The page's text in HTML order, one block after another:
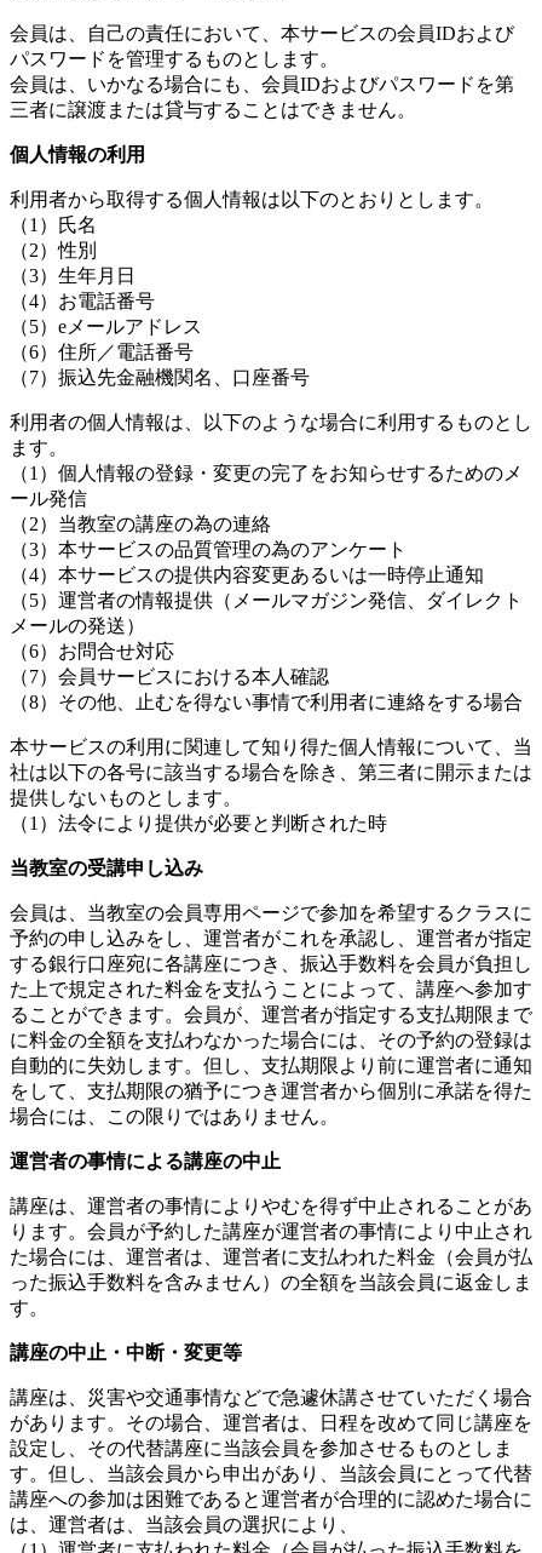
会員は、自己の責任において、本サービスの会員IDおよび
パスワードを管理するものとします。
会員は、いかなる場合にも、会員IDおよびパスワードを第
三者に譲渡または貸与することはできません。
個人情報の利用
利用者から取得する個人情報は以下のとおりとします。
（1）氏名
（2）性別
（3）生年月日
（4）お電話番号
（5）eメールアドレス
（6）住所／電話番号
（7）振込先金融機関名、口座番号
利用者の個人情報は、以下のような場合に利用するものとし
ます。
（1）個人情報の登録・変更の完了をお知らせするためのメ
ール発信
（2）当教室の講座の為の連絡
（3）本サービスの品質管理の為のアンケート
（4）本サービスの提供内容変更あるいは一時停止通知
（5）運営者の情報提供（メールマガジン発信、ダイレクト
メールの発送）
（6）お問合せ対応
（7）会員サービスにおける本人確認
（8）その他、止むを得ない事情で利用者に連絡をする場合
本サービスの利用に関連して知り得た個人情報について、当
社は以下の各号に該当する場合を除き、第三者に開示または
提供しないものとします。
（1）法令により提供が必要と判断された時
当教室の受講申し込み
会員は、当教室の会員専用ページで参加を希望するクラスに
予約の申し込みをし、運営者がこれを承認し、運営者が指定
する銀行口座宛に各講座につき、振込手数料を会員が負担し
た上で規定された料金を支払うことによって、講座へ参加す
ることができます。会員が、運営者が指定する支払期限まで
に料金の全額を支払わなかった場合には、その予約の登録は
自動的に失効します。但し、支払期限より前に運営者に通知
をして、支払期限の猶予につき運営者から個別に承諾を得た
場合には、この限りではありません。
運営者の事情による講座の中止
講座は、運営者の事情によりやむを得ず中止されることがあ
ります。会員が予約した講座が運営者の事情により中止され
た場合には、運営者は、運営者に支払われた料金（会員が払
った振込手数料を含みません）の全額を当該会員に返金しま
す。
講座の中止・中断・変更等
講座は、災害や交通事情などで急遽休講させていただく場合
があります。その場合、運営者は、日程を改めて同じ講座を
設定し、その代替講座に当該会員を参加させるものとしま
す。但し、当該会員から申出があり、当該会員にとって代替
講座への参加は困難であると運営者が合理的に認めた場合に
は、運営者は、当該会員の選択により、